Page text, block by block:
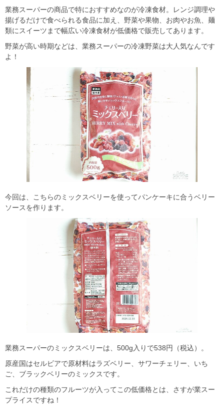
業務スーパーの商品で特におすすめなのが冷凍食材。レンジ調理や
揚げるだけで食べられる食品に加え、野菜や果物、お肉やお魚、麺
類にスイーツまで幅広い冷凍食材が低価格で販売してあります。
野菜が高い時期などは、業務スーパーの冷凍野菜は大人気なんです
よ！
今回は、こちらのミックスベリーを使ってパンケーキに合うベリー
ソースを作ります。
業務スーパーのミックスベリーは、500g入りで538円（税込）。
原産国はセルビアで原材料はラズベリー、サワーチェリー、いち
ご、ブラックベリーのミックスです。
これだけの種類のフルーツが入ってこの低価格とは、さすが業スー
プライスですね！